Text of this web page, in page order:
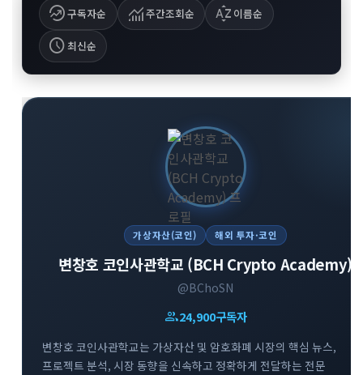
whatshot구독자순 monitoring주간조회순 sort_by_alpha 이름순
schedule최신순
가상자산(코인) 해외 투자·코인
변창호 코인사관학교 (BCH Crypto Academy)
@BChoSN
group24,900구독자
변창호 코인사관학교는 가상자산 및 암호화폐 시장의 핵심 뉴스,
프로젝트 분석, 시장 동향을 신속하고 정확하게 전달하는 전문